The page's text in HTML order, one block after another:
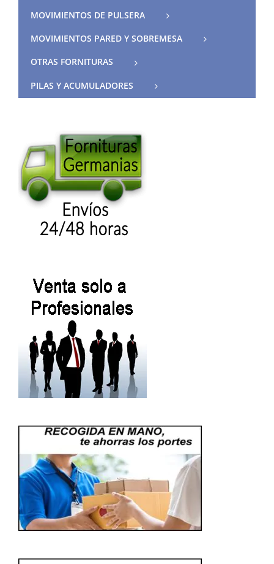
MOVIMIENTOS DE PULSERA
MOVIMIENTOS PARED Y SOBREMESA
OTRAS FORNITURAS
PILAS Y ACUMULADORES